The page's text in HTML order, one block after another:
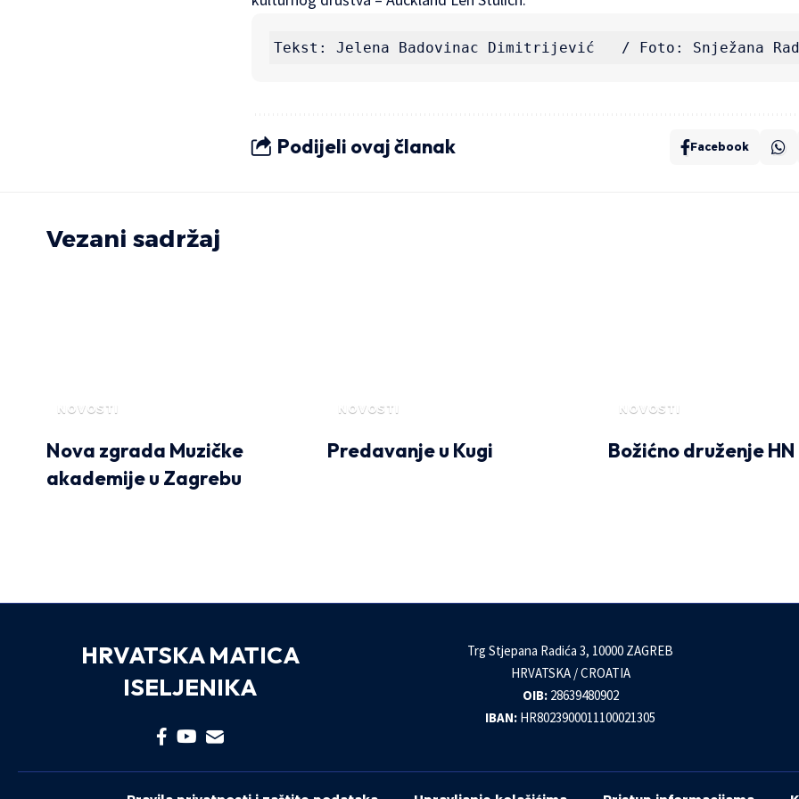
Tekst: Jelena Badovinac Dimitrijević   / Foto: Snježana
Podijeli ovaj članak Facebook
Vezani sadržaj
NOVOSTI
Nova zgrada Muzičke
akademije u Zagrebu
NOVOSTI
Predavanje u Kugi
NOVOSTI
Božićno druženje HN
HRVATSKA MATICA
ISELJENIKA
Trg Stjepana Radića 3, 10000 ZAGREB
HRVATSKA / CROATIA
OIB:28639480902
IBAN: HR8023900011100021305